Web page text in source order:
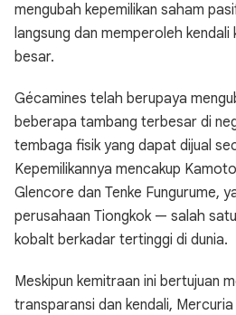
mengubah kepemilikan saham
langsung dan memperoleh kendali
besar.
Gécamines telah berupaya
beberapa tambang terbesar di
tembaga fisik yang dapat dijual
Kepemilikannya mencakup
Glencore dan Tenke Fungurume,
perusahaan Tiongkok — salah
kobalt berkadar tertinggi di dunia.
Meskipun kemitraan ini bertujuan
transparansi dan kendali,